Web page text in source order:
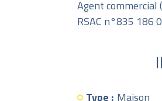
Agent commercial
RSAC n°835 186
Type : Maison